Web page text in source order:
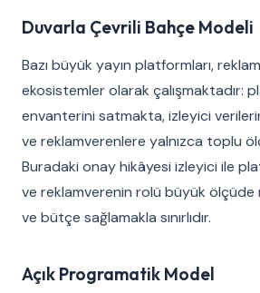
Duvarla Çevrili Bahçe Modeli
Bazı büyük yayın platformları,
ekosistemler olarak çalışmaktadır:
envanterini satmakta, izleyici
ve reklamverenlere yalnızca toplu
Buradaki onay hikâyesi izleyici ile
ve reklamverenin rolü büyük ölçüde
ve bütçe sağlamakla sınırlıdır.
Açık Programatik Model